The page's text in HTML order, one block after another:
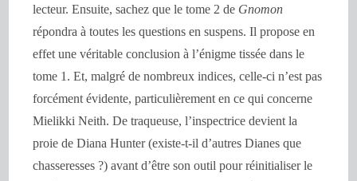
lecteur. Ensuite, sachez que le tome 2 de Gnomon
répondra à toutes les questions en suspens. Il propose en
effet une véritable conclusion à l’énigme tissée dans le
tome 1. Et, malgré de nombreux indices, celle-ci n’est pas
forcément évidente, particulièrement en ce qui concerne
Mielikki Neith. De traqueuse, l’inspectrice devient la
proie de Diana Hunter (existe-t-il d’autres Dianes que
chasseresses ?) avant d’être son outil pour réinitialiser le